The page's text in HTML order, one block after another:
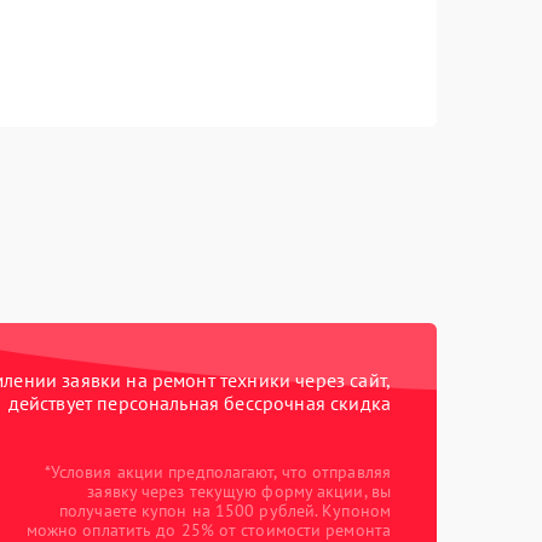
заявки на ремонт техники через сайт,
действует персональная бессрочная скидка
*Условия акции предполагают, что отправляя
заявку через текущую форму акции, вы
получаете купон на 1500 рублей. Купоном
можно оплатить до 25% от стоимости ремонта